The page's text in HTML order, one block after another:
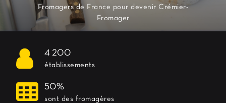
Fromagers de France pour devenir Crémier-
Fromager
4 200
établissements
50%
sont des fromagères